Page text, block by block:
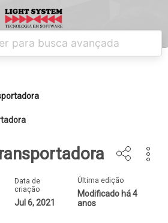
Data de
criação
Jul 6, 2021
Última edição
Modificado há 4
anos